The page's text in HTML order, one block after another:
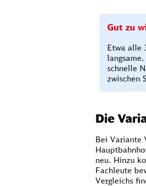
Gut zu
Etwa alle
schnelle
zwischen
Die
Bei Variante
neu. Hinzu
Fachleute
Vergleichs